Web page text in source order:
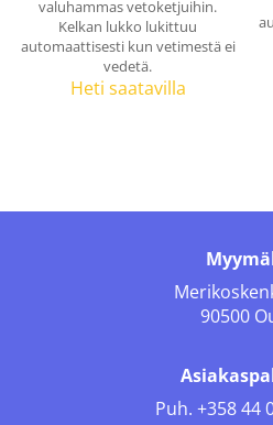
valuhammas vetoketjuihin.
Kelkan lukko lukittuu
automaattisesti kun vetimestä ei
vedetä.
Heti saatavilla
90500
Puh. +358 44